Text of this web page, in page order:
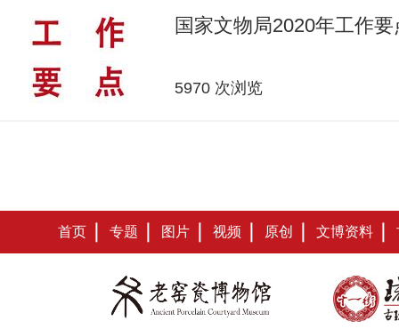
国家文物局2020年工作要
5970 次浏览
首页 专题 图片 视频 原创 文博资料